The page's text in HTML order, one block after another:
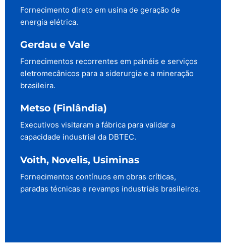
Fornecimento direto em usina de geração de
energia elétrica.
Gerdau e Vale
Fornecimentos recorrentes em painéis e serviços
eletromecânicos para a siderurgia e a mineração
brasileira.
Metso (Finlândia)
Executivos visitaram a fábrica para validar a
capacidade industrial da DBTEC.
Voith, Novelis, Usiminas
Fornecimentos contínuos em obras críticas,
paradas técnicas e revamps industriais brasileiros.